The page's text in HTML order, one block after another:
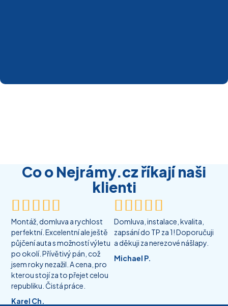
Co o Nejrámy.cz říkají naši
klienti

Montáž, domluva a rychlost
perfektní. Excelentní ale ještě
půjčení auta s možností výletu
po okolí. Přívětivý pán, což
jsem roky nezažil. A cena, pro
kterou stojí za to přejet celou
republiku. Čistá práce.
Karel Ch.

Domluva, instalace, kvalita,
zapsání do TP za 1! Doporučuji
a děkuji za nerezové nášlapy.
Michael P.